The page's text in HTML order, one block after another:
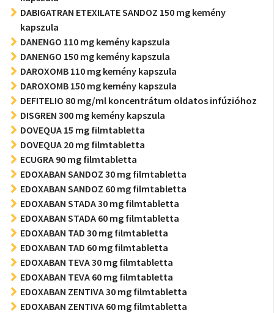
DABIGATRAN ETEXILATE SANDOZ 150 mg kemény
kapszula
DANENGO 110 mg kemény kapszula
DANENGO 150 mg kemény kapszula
DAROXOMB 110 mg kemény kapszula
DAROXOMB 150 mg kemény kapszula
DEFITELIO 80 mg/ml koncentrátum oldatos infúzióhoz
DISGREN 300 mg kemény kapszula
DOVEQUA 15 mg filmtabletta
DOVEQUA 20 mg filmtabletta
ECUGRA 90 mg filmtabletta
EDOXABAN SANDOZ 30 mg filmtabletta
EDOXABAN SANDOZ 60 mg filmtabletta
EDOXABAN STADA 30 mg filmtabletta
EDOXABAN STADA 60 mg filmtabletta
EDOXABAN TAD 30 mg filmtabletta
EDOXABAN TAD 60 mg filmtabletta
EDOXABAN TEVA 30 mg filmtabletta
EDOXABAN TEVA 60 mg filmtabletta
EDOXABAN ZENTIVA 30 mg filmtabletta
EDOXABAN ZENTIVA 60 mg filmtabletta